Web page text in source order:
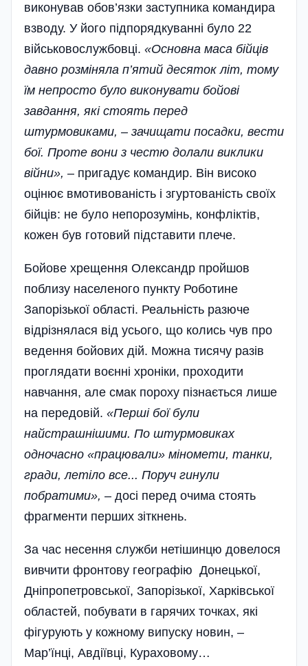
виконував обов’язки заступника командира
взводу. У його підпорядкуванні було 22
військовослужбовці. «Основна маса бійців
давно розміняла п’ятий десяток літ, тому
їм непросто було виконувати бойові
завдання, які стоять перед
штурмовиками, – зачищати посадки, вести
бої. Проте вони з честю долали виклики
війни», – пригадує командир. Він високо
оцінює вмотивованість і згуртованість своїх
бійців: не було непорозумінь, конфліктів,
кожен був готовий підставити плече.
Бойове хрещення Олександр пройшов
поблизу населеного пункту Роботине
Запорізької області. Реальність разюче
відрізнялася від усього, що колись чув про
ведення бойових дій. Можна тисячу разів
проглядати воєнні хроніки, проходити
навчання, але смак пороху пізнається лише
на передовій. «Перші бої були
найстрашнішими. По штурмовиках
одночасно «працювали» міномети, танки,
гради, летіло все... Поруч гинули
побратими», – досі перед очима стоять
фрагменти перших зіткнень.
За час несення служби нетішинцю довелося
вивчити фронтову географію Донецької,
Дніпропетровської, Запорізької, Харківської
областей, побувати в гарячих точках, які
фігурують у кожному випуску новин, –
Мар’їнці, Авдіївці, Кураховому…